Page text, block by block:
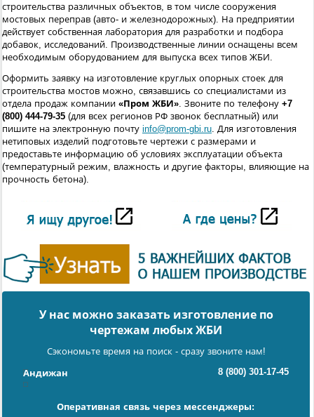
строительства различных объектов, в том числе сооружения
мостовых переправ (авто- и железнодорожных). На предприятии
действует собственная лаборатория для разработки и подбора
добавок, исследований. Производственные линии оснащены всем
необходимым оборудованием для выпуска всех типов ЖБИ.
Оформить заявку на изготовление круглых опорных стоек для
строительства мостов можно, связавшись со специалистами из
отдела продаж компании «Пром ЖБИ» . Звоните по телефону +7
(800) 444-79-35 (для всех регионов РФ звонок бесплатный) или
пишите на электронную почту info@prom-gbi.ru . Для изготовления
нетиповых изделий подготовьте чертежи с размерами и
предоставьте информацию об условиях эксплуатации объекта
(температурный режим, влажность и другие факторы, влияющие на
прочность бетона).
У нас можно заказать изготовление по
чертежам любых ЖБИ
Сэкономьте время на поиск - сразу звоните нам!
Андижан 8 (800) 301-17-45
Оперативная связь через мессенджеры: